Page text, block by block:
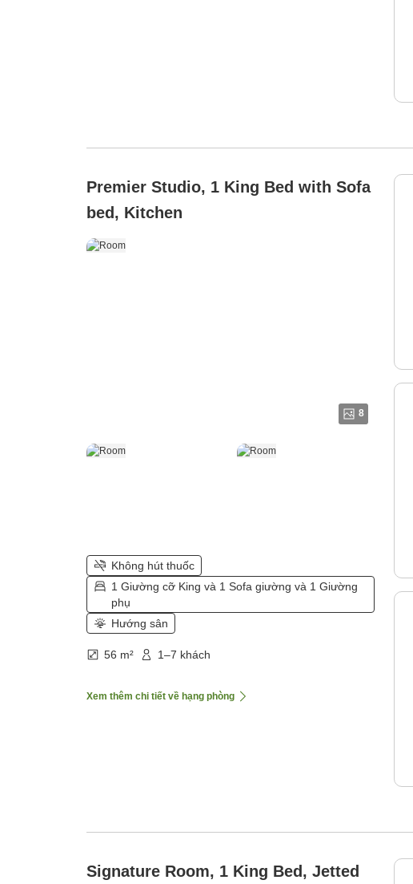
Premier Studio, 1 King Bed with Sofa
bed, Kitchen
8
Không hút thuốc
1 Giường cỡ King và 1 Sofa giường và 1 Giường
phụ
Hướng sân
56 m² 1–7 khách
Xem thêm chi tiết về hạng phòng
Signature Room, 1 King Bed, Jetted